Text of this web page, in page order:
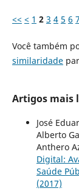
<< < 1 2 3 4 5 6 7
Você também
similaridade
Artigos mais
José
Alberto
Anthero
Digital:
Saúde
(2017)